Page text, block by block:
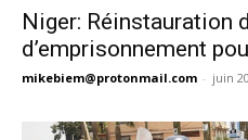
Niger: Réinstauration
d’emprisonnement
mikebiem@protonmail.com - juin